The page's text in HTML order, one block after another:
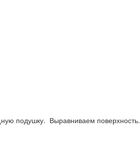
подушку. Выравниваем поверхность.